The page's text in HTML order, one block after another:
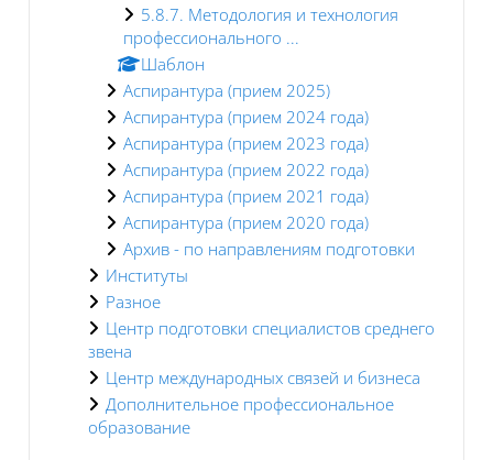
5.8.7. Методология и технология
профессионального ...
Шаблон
Аспирантура (прием 2025)
Аспирантура (прием 2024 года)
Аспирантура (прием 2023 года)
Аспирантура (прием 2022 года)
Аспирантура (прием 2021 года)
Аспирантура (прием 2020 года)
Архив - по направлениям подготовки
Институты
Разное
Центр подготовки специалистов среднего
звена
Центр международных связей и бизнеса
Дополнительное профессиональное
образование